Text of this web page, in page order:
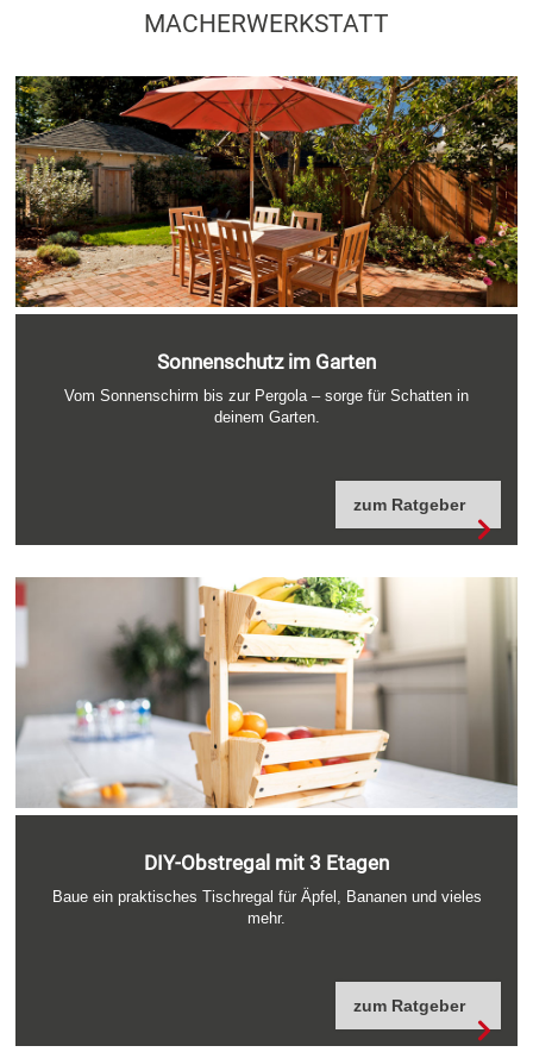
MACHERWERKSTATT
Sonnenschutz im Garten
Vom Sonnenschirm bis zur Pergola – sorge für Schatten in
deinem Garten.
zum Ratgeber
DIY-Obstregal mit 3 Etagen
Baue ein praktisches Tischregal für Äpfel, Bananen und vieles
mehr.
zum Ratgeber